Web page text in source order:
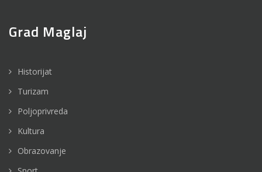
Grad Maglaj
Historijat
Turizam
Poljoprivreda
Kultura
Obrazovanje